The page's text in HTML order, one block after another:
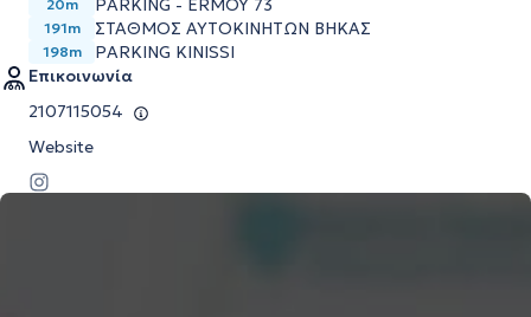
20m PARKING - ERMOY 73
191m ΣΤΑΘΜΟΣ ΑΥΤΟΚΙΝΗΤΩΝ ΒΗΚΑΣ
198m
PARKING KINISSI
Επικοινωνία
2107115054
Website